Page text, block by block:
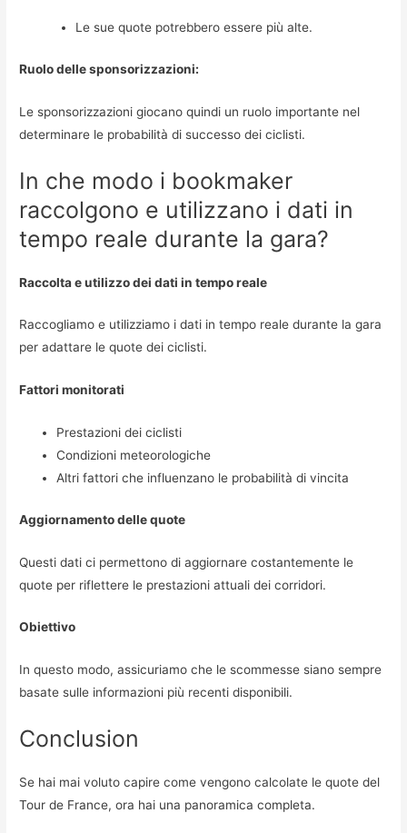
Le sue quote potrebbero essere più alte.
Ruolo delle sponsorizzazioni:
Le sponsorizzazioni giocano quindi un ruolo importante nel
determinare le probabilità di successo dei ciclisti.
In che modo i bookmaker
raccolgono e utilizzano i dati in
tempo reale durante la gara?
Raccolta e utilizzo dei dati in tempo reale
Raccogliamo e utilizziamo i dati in tempo reale durante la gara
per adattare le quote dei ciclisti.
Fattori monitorati
Prestazioni dei ciclisti
Condizioni meteorologiche
Altri fattori che influenzano le probabilità di vincita
Aggiornamento delle quote
Questi dati ci permettono di aggiornare costantemente le
quote per riflettere le prestazioni attuali dei corridori.
Obiettivo
In questo modo, assicuriamo che le scommesse siano sempre
basate sulle informazioni più recenti disponibili.
Conclusion
Se hai mai voluto capire come vengono calcolate le quote del
Tour de France, ora hai una panoramica completa.